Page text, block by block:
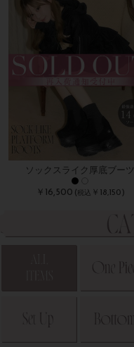
ソックスライク厚底ブーツ
￥16,500 (税込 ￥18,150)